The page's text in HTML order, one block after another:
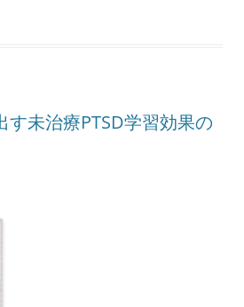
す未治療PTSD学習効果の